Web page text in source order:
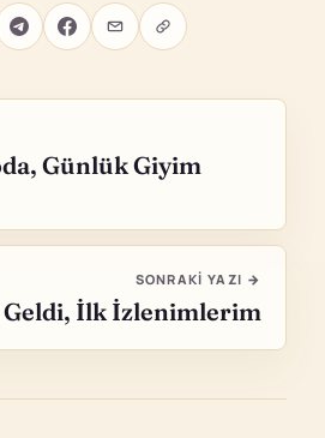
Günlük Giyim
SONRAKI YAZI →
İlk İzlenimlerim